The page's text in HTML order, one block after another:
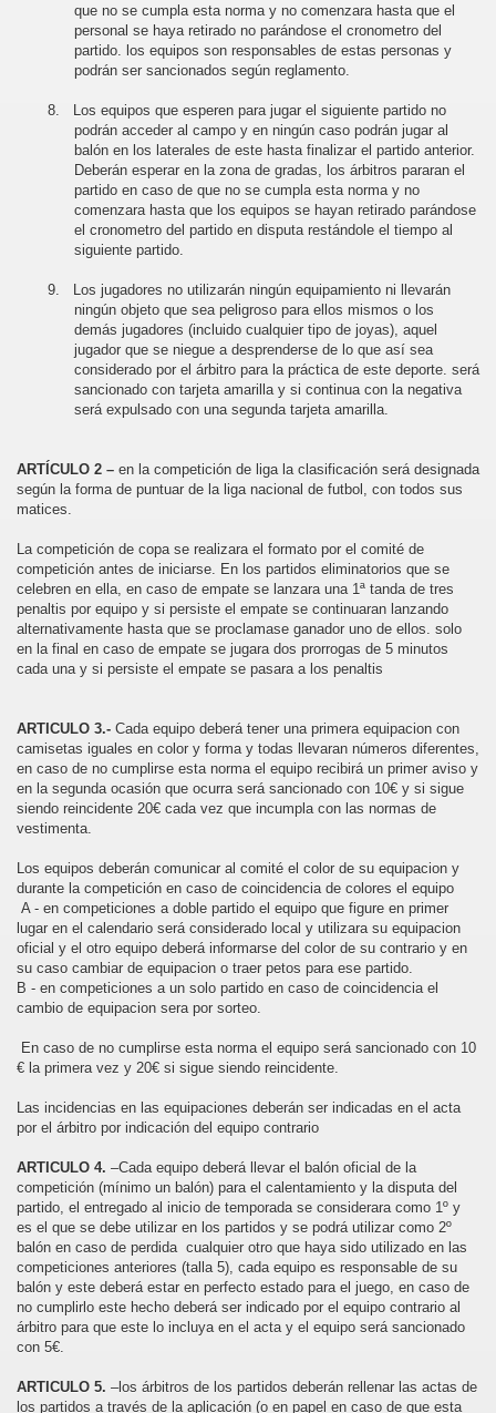
que no se cumpla esta norma y no comenzara hasta que el
personal se haya retirado no parándose el cronometro del
partido. los equipos son responsables de estas personas y
podrán ser sancionados según reglamento.
8.
Los equipos que esperen para jugar el siguiente partido no
podrán acceder al campo y en ningún caso podrán jugar al
balón en los laterales de este hasta finalizar el partido anterior.
Deberán esperar en la zona de gradas, los árbitros pararan el
partido en caso de que no se cumpla esta norma y no
comenzara hasta que los equipos se hayan retirado parándose
el cronometro del partido en disputa restándole el tiempo al
siguiente partido.
9.
Los jugadores no utilizarán ningún equipamiento ni llevarán
ningún objeto que sea peligroso para ellos mismos o los
demás jugadores (incluido cualquier tipo de joyas), aquel
jugador que se niegue a desprenderse de lo que así sea
considerado por el árbitro para la práctica de este deporte. será
sancionado con tarjeta amarilla y si continua con la negativa
será expulsado con una segunda tarjeta amarilla.
ARTÍCULO 2 – en la competición de liga la clasificación será designada
según la forma de puntuar de la liga nacional de futbol, con todos sus
matices.
La competición de copa se realizara el formato por el comité de
competición antes de iniciarse. En los partidos eliminatorios que se
celebren en ella, en caso de empate se lanzara una 1ª tanda de tres
penaltis por equipo y si persiste el empate se continuaran lanzando
alternativamente hasta que se proclamase ganador uno de ellos. solo
en la final en caso de empate se jugara dos prorrogas de 5 minutos
cada una y si persiste el empate se pasara a los penaltis
ARTICULO 3.- Cada equipo deberá tener una primera equipacion con
camisetas iguales en color y forma y todas llevaran números diferentes,
en caso de no cumplirse esta norma el equipo recibirá un primer aviso y
en la segunda ocasión que ocurra será sancionado con 10€ y si sigue
siendo reincidente 20€ cada vez que incumpla con las normas de
vestimenta.
Los equipos deberán comunicar al comité el color de su equipacion y
durante la competición en caso de coincidencia de colores el equipo
A - en competiciones a doble partido el equipo que figure en primer
lugar en el calendario será considerado local y utilizara su equipacion
oficial y el otro equipo deberá informarse del color de su contrario y en
su caso cambiar de equipacion o traer petos para ese partido.
B - en competiciones a un solo partido en caso de coincidencia el
cambio de equipacion sera por sorteo.
En caso de no cumplirse esta norma el equipo será sancionado con 10
€ la primera vez y 20€ si sigue siendo reincidente.
Las incidencias en las equipaciones deberán ser indicadas en el acta
por el árbitro por indicación del equipo contrario
ARTICULO 4. –Cada equipo deberá llevar el balón oficial de la
competición (mínimo un balón) para el calentamiento y la disputa del
partido, el entregado al inicio de temporada se considerara como 1º y
es el que se debe utilizar en los partidos y se podrá utilizar como 2º
balón en caso de perdida cualquier otro que haya sido utilizado en las
competiciones anteriores (talla 5), cada equipo es responsable de su
balón y este deberá estar en perfecto estado para el juego, en caso de
no cumplirlo este hecho deberá ser indicado por el equipo contrario al
árbitro para que este lo incluya en el acta y el equipo será sancionado
con 5€.
ARTICULO 5. –los árbitros de los partidos deberán rellenar las actas de
los partidos a través de la aplicación (o en papel en caso de que esta